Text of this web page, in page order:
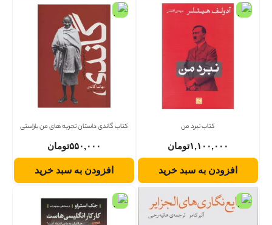
کتاب نبرد من
۱,۱۰۰,۰۰۰ تومان
افزودن به سبد خرید
کتاب گاندی داستان تجربه های من باراستی
۵۵۰,۰۰۰تومان
افزودن به سبد خرید